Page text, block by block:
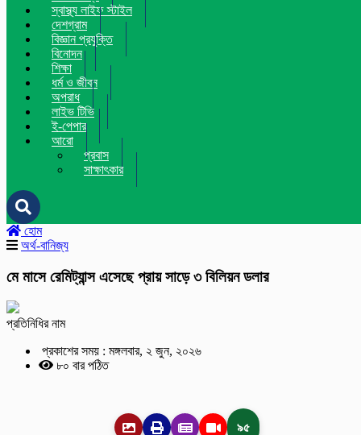
স্বাস্থ্য লাইফ স্টাইল
দেশগ্রাম
বিজ্ঞান প্রযুক্তি
বিনোদন
শিক্ষা
ধর্ম ও জীবন
অপরাধ
লাইভ টিভি
ই-পেপার
আরো
প্রবাস
সাক্ষাৎকার
হোম
অর্থ-বানিজ্য
মে মাসে রেমিট্যান্স এসেছে প্রায় সাড়ে ৩ বিলিয়ন ডলার
প্রতিনিধির নাম
প্রকাশের সময় : মঙ্গলবার, ২ জুন, ২০২৬
৮০ বার পঠিত
৯৫